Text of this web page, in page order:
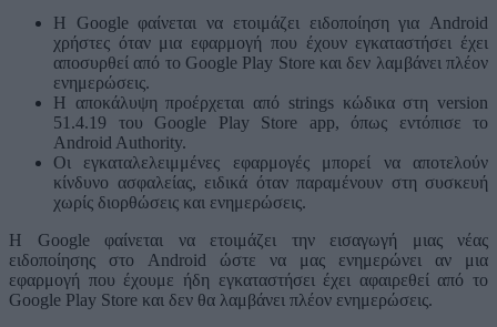
Η Google φαίνεται να ετοιμάζει ειδοποίηση για Android
χρήστες όταν μια εφαρμογή που έχουν εγκαταστήσει έχει
αποσυρθεί από το Google Play Store και δεν λαμβάνει πλέον
ενημερώσεις.
Η αποκάλυψη προέρχεται από strings κώδικα στη version
51.4.19 του Google Play Store app, όπως εντόπισε το
Android Authority.
Οι εγκαταλελειμμένες εφαρμογές μπορεί να αποτελούν
κίνδυνο ασφαλείας, ειδικά όταν παραμένουν στη συσκευή
χωρίς διορθώσεις και ενημερώσεις.
Η Google φαίνεται να ετοιμάζει την εισαγωγή μιας νέας
ειδοποίησης στο Android ώστε να μας ενημερώνει αν μια
εφαρμογή που έχουμε ήδη εγκαταστήσει έχει αφαιρεθεί από το
Google Play Store και δεν θα λαμβάνει πλέον ενημερώσεις.